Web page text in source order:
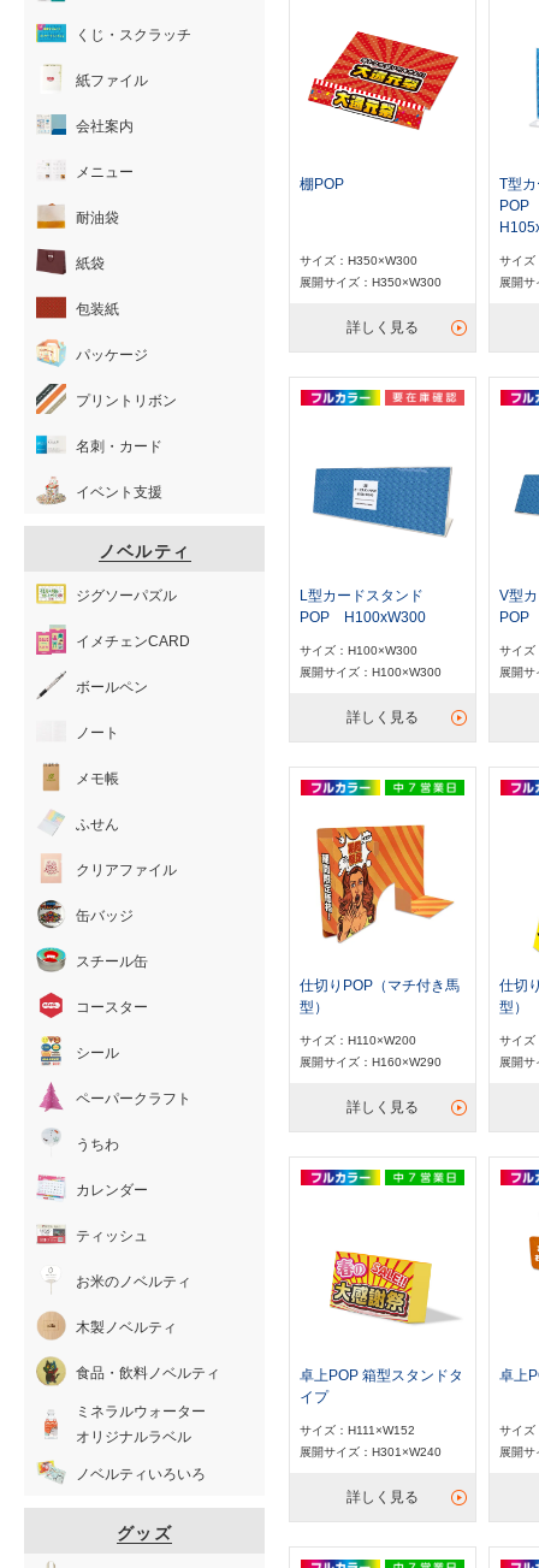
棚POP
サイズ：H350×W300
展開サイズ：H350×W300
詳しく見る
T型
サイズ
展開
L型カードスタンド
POP H100xW300
サイズ：H100×W300
展開サイズ：H100×W300
詳しく見る
V型
POP
サイズ
展開
仕切りPOP（マチ付き馬
型）
サイズ：H110×W200
展開サイズ：H160×W290
詳しく見る
仕切
型）
サイズ
展開
卓上POP 箱型スタンドタ
イプ
サイズ：H111×W152
展開サイズ：H301×W240
詳しく見る
卓上
サイズ
展開
くじ・スクラッチ
紙ファイル
会社案内
メニュー
耐油袋
紙袋
包装紙
パッケージ
プリントリボン
名刺・カード
イベント支援
ノベルティ
ジグソーパズル
イメチェンCARD
ボールペン
ノート
メモ帳
ふせん
クリアファイル
缶バッジ
スチール缶
コースター
シール
ペーパークラフト
うちわ
カレンダー
ティッシュ
お米のノベルティ
木製ノベルティ
食品・飲料ノベルティ
ミネラルウォーター
オリジナルラベル
ノベルティいろいろ
グッズ